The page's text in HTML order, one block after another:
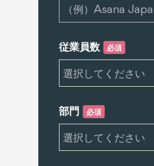
従業員数 必須
部門 必須